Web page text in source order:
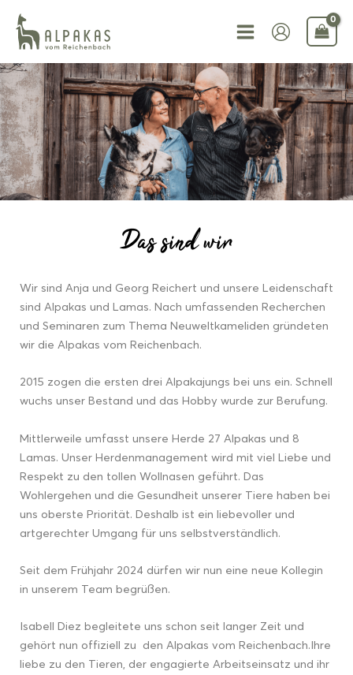
Inhalt
springen
Das sind wir
Wir sind Anja und Georg Reichert und unsere Leidenschaft
sind Alpakas und Lamas. Nach umfassenden Recherchen
und Seminaren zum Thema Neuweltkameliden gründeten
wir die Alpakas vom Reichenbach.
2015 zogen die ersten drei Alpakajungs bei uns ein. Schnell
wuchs unser Bestand und das Hobby wurde zur Berufung.
Mittlerweile umfasst unsere Herde 27 Alpakas und 8
Lamas. Unser Herdenmanagement wird mit viel Liebe und
Respekt zu den tollen Wollnasen geführt. Das
Wohlergehen und die Gesundheit unserer Tiere haben bei
uns oberste Priorität. Deshalb ist ein liebevoller und
artgerechter Umgang für uns selbstverständlich.
Seit dem Frühjahr 2024 dürfen wir nun eine neue Kollegin
in unserem Team begrüßen.
Isabell Diez begleitete uns schon seit langer Zeit und
gehört nun offiziell zu den Alpakas vom Reichenbach.Ihre
liebe zu den Tieren, der engagierte Arbeitseinsatz und ihr